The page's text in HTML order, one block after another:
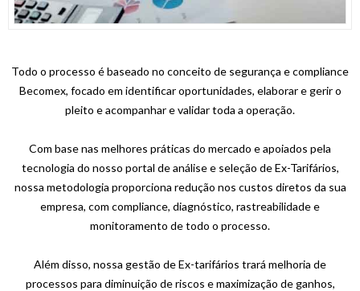
Todo o processo é baseado no conceito de segurança ecompliance
Becomex, focado em identificar oportunidades, elaborar e gerir o
pleito e acompanhar e validar toda a operação.
Com base nas melhores práticas do mercado e apoiados pela
tecnologia do nosso portal de análise e seleção de Ex-Tarifários,
nossa metodologia proporciona redução nos custos diretos da sua
empresa, com compliance, diagnóstico, rastreabilidade e
monitoramento de todo o processo.
Além disso, nossa gestão de Ex-tarifários trará melhoria de
processos para diminuição de riscos e maximização de ganhos,